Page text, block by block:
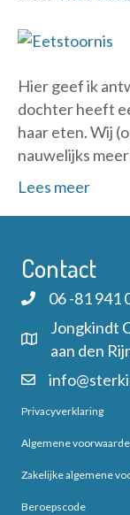
Hier geef ik
dochter heeft
haar eten. Wij
nauwelijks
Lees meer
Contact
06 -81 941
Jongkindt
aan den
Privacyverklaring
Algemene
Zakelijke algemene
Beroepscode